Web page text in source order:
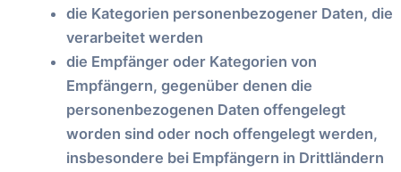
die Kategorien personenbezogener Daten, die
verarbeitet werden
die Empfänger oder Kategorien von
Empfängern, gegenüber denen die
personenbezogenen Daten offengelegt
worden sind oder noch offengelegt werden,
insbesondere bei Empfängern in Drittländern